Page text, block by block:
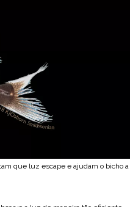
que luz escape e ajudam o bicho a